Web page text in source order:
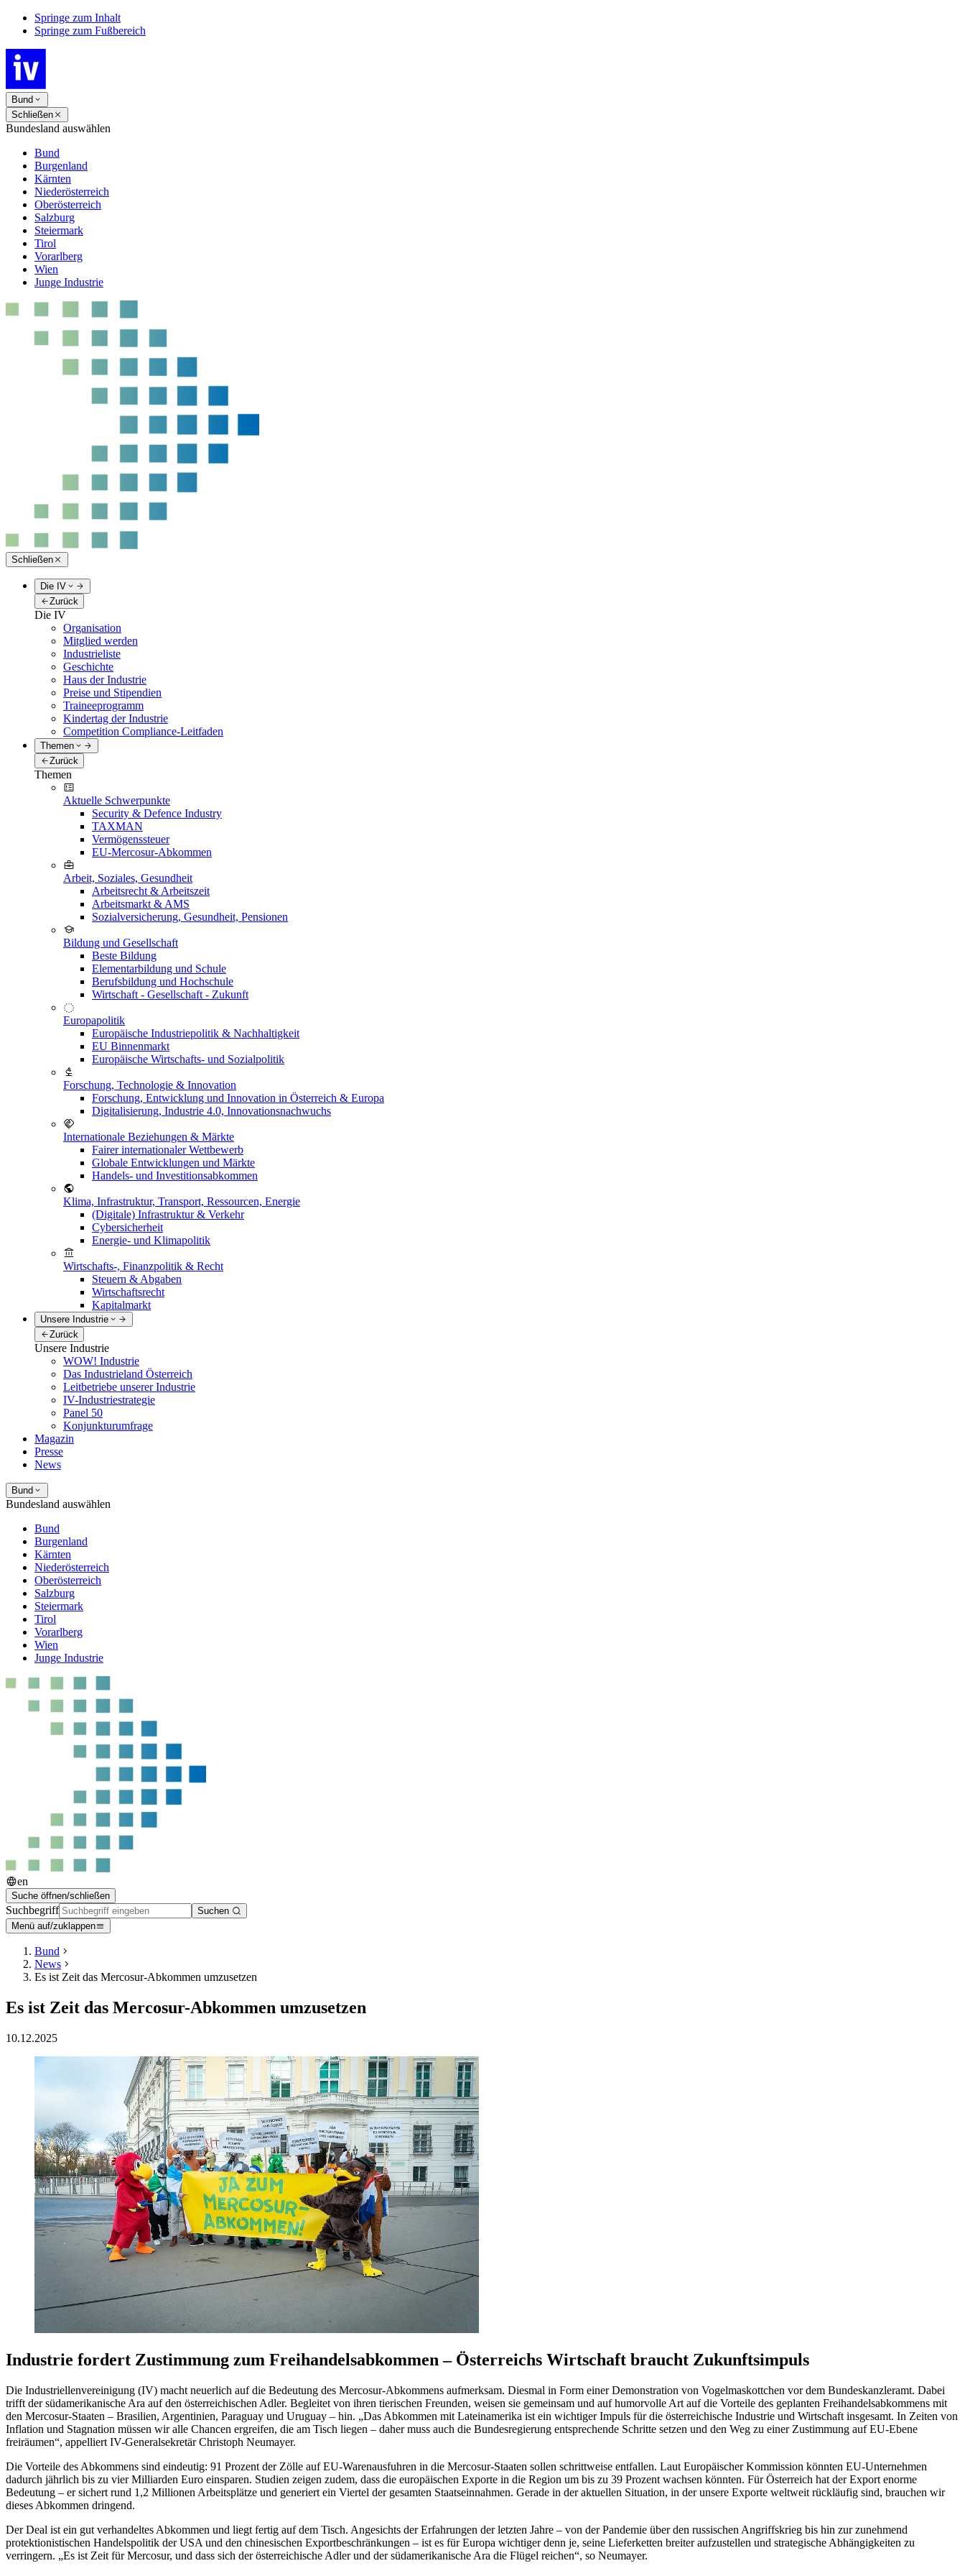
Springe zum Inhalt
Springe zum Fußbereich
Bund
Schließen
Bundesland auswählen
Bund
Burgenland
Kärnten
Niederösterreich
Oberösterreich
Salzburg
Steiermark
Tirol
Vorarlberg
Wien
Junge Industrie
Schließen
Die IV
Zurück
Die IV
Organisation
Mitglied werden
Industrieliste
Geschichte
Haus der Industrie
Preise und Stipendien
Traineeprogramm
Kindertag der Industrie
Competition Compliance-Leitfaden
Themen
Zurück
Themen
Aktuelle Schwerpunkte
Security & Defence Industry
TAXMAN
Vermögenssteuer
EU-Mercosur-Abkommen
Arbeit, Soziales, Gesundheit
Arbeitsrecht & Arbeitszeit
Arbeitsmarkt & AMS
Sozialversicherung, Gesundheit, Pensionen
Bildung und Gesellschaft
Beste Bildung
Elementarbildung und Schule
Berufsbildung und Hochschule
Wirtschaft - Gesellschaft - Zukunft
Europapolitik
Europäische Industriepolitik & Nachhaltigkeit
EU Binnenmarkt
Europäische Wirtschafts- und Sozialpolitik
Forschung, Technologie & Innovation
Forschung, Entwicklung und Innovation in Österreich & Europa
Digitalisierung, Industrie 4.0, Innovationsnachwuchs
Internationale Beziehungen & Märkte
Fairer internationaler Wettbewerb
Globale Entwicklungen und Märkte
Handels- und Investitionsabkommen
Klima, Infrastruktur, Transport, Ressourcen, Energie
(Digitale) Infrastruktur & Verkehr
Cybersicherheit
Energie- und Klimapolitik
Wirtschafts-, Finanzpolitik & Recht
Steuern & Abgaben
Wirtschaftsrecht
Kapitalmarkt
Unsere Industrie
Zurück
Unsere Industrie
WOW! Industrie
Das Industrieland Österreich
Leitbetriebe unserer Industrie
IV-Industriestrategie
Panel 50
Konjunkturumfrage
Magazin
Presse
News
Bund
Bundesland auswählen
Bund
Burgenland
Kärnten
Niederösterreich
Oberösterreich
Salzburg
Steiermark
Tirol
Vorarlberg
Wien
Junge Industrie
en
Suche öffnen/schließen
Suchbegriff
Suchen
Menü auf/zuklappen
Bund
News
Es ist Zeit das Mercosur-Abkommen umzusetzen
Es ist Zeit das Mercosur-Abkommen umzusetzen
10.12.2025
Industrie fordert Zustimmung zum Freihandelsabkommen – Österreichs Wirtschaft braucht Zukunftsimpuls
Die Industriellenvereinigung (IV) macht neuerlich auf die Bedeutung des Mercosur-Abkommens aufmerksam. Diesmal in Form einer Demonstration von Vogelmaskottchen vor dem Bundeskanzleramt. Dabei
trifft der südamerikanische Ara auf den österreichischen Adler. Begleitet von ihren tierischen Freunden, weisen sie gemeinsam und auf humorvolle Art auf die Vorteile des geplanten Freihandelsabkommens mit
den Mercosur-Staaten – Brasilien, Argentinien, Paraguay und Uruguay – hin. „Das Abkommen mit Lateinamerika ist ein wichtiger Impuls für die österreichische Industrie und Wirtschaft insgesamt. In Zeiten von
Inflation und Stagnation müssen wir alle Chancen ergreifen, die am Tisch liegen – daher muss auch die Bundesregierung entsprechende Schritte setzen und den Weg zu einer Zustimmung auf EU-Ebene
freiräumen“, appelliert IV-Generalsekretär Christoph Neumayer.
Die Vorteile des Abkommens sind eindeutig: 91 Prozent der Zölle auf EU-Warenausfuhren in die Mercosur-Staaten sollen schrittweise entfallen. Laut Europäischer Kommission könnten EU-Unternehmen
dadurch jährlich bis zu vier Milliarden Euro einsparen. Studien zeigen zudem, dass die europäischen Exporte in die Region um bis zu 39 Prozent wachsen könnten. Für Österreich hat der Export enorme
Bedeutung – er sichert rund 1,2 Millionen Arbeitsplätze und generiert ein Viertel der gesamten Staatseinnahmen. Gerade in der aktuellen Situation, in der unsere Exporte weltweit rückläufig sind, brauchen wir
dieses Abkommen dringend.
Der Deal ist ein gut verhandeltes Abkommen und liegt fertig auf dem Tisch. Angesichts der Erfahrungen der letzten Jahre – von der Pandemie über den russischen Angriffskrieg bis hin zur zunehmend
protektionistischen Handelspolitik der USA und den chinesischen Exportbeschränkungen – ist es für Europa wichtiger denn je, seine Lieferketten breiter aufzustellen und strategische Abhängigkeiten zu
verringern. „Es ist Zeit für Mercosur, und dass sich der österreichische Adler und der südamerikanische Ara die Flügel reichen“, so Neumayer.